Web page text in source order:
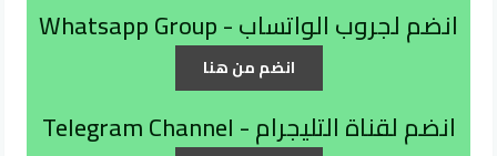
انضم لجروب الواتساب - Whatsapp Group
انضم من هنا
انضم لقناة التليجرام - Telegram Channel